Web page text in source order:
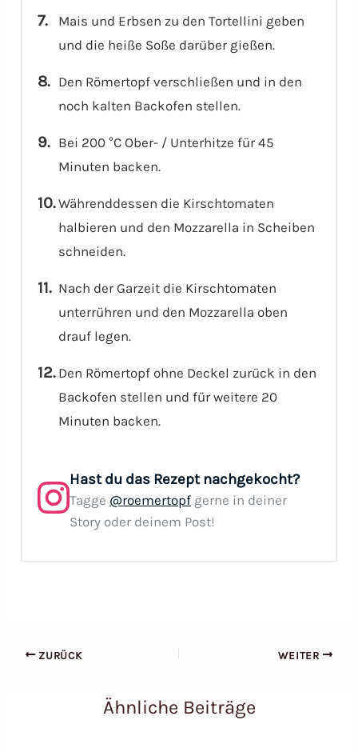
Mais und Erbsen zu den Tortellini geben
und die heiße Soße darüber gießen.
Den Römertopf verschließen und in den
noch kalten Backofen stellen.
Bei 200 °C Ober- / Unterhitze für 45
Minuten backen.
Währenddessen die Kirschtomaten
halbieren und den Mozzarella in Scheiben
schneiden.
Nach der Garzeit die Kirschtomaten
unterrühren und den Mozzarella oben
drauf legen.
Den Römertopf ohne Deckel zurück in den
Backofen stellen und für weitere 20
Minuten backen.
Hast du das Rezept nachgekocht?
Tagge @roemertopf gerne in deiner
Story oder deinem Post!
ZURÜCK WEITER
Ähnliche Beiträge